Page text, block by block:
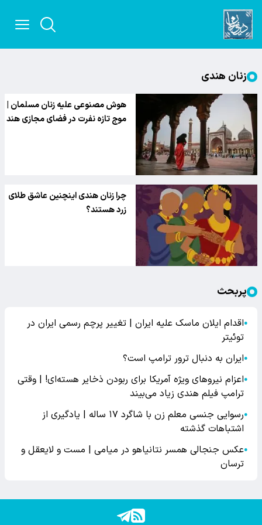
زنان هندی
هوش مصنوعی علیه زنان مسلمان |
موج تازه نفرت در فضای مجازی هند
چرا زنان هندی اینچنین عاشق طلای
زرد هستند؟
پربحث
●اقدام ایلان ماسک علیه ایران | تغییر پرچم رسمی ایران در
توئیتر
●ایران به دنبال ترور ترامپ است؟
●اعزام نیروهای ویژه آمریکا برای ربودن ذخایر هسته‌ای! | وقتی
ترامپ فیلم هندی زیاد می‌بیند
●
رسوایی جنسی معلم زن با شاگرد ۱۷ ساله | یادگیری از
اشتباهات گذشته
●عکس جنجالی همسر نتانیاهو در میامی | مست و لایعقل و
ترسان